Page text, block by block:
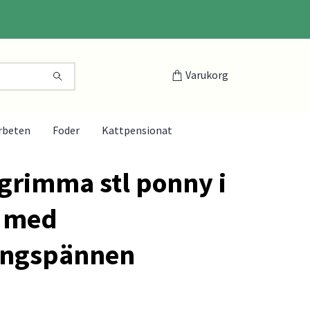
Varukorg
Foder Kattpensionat
stl ponny i